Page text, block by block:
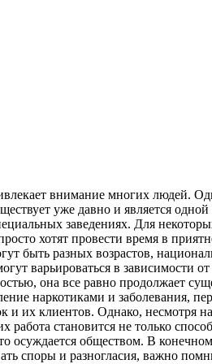
внимание многих людей.
уже давно и является
заведениях. Для
хотят провести время в
быть разных возрастов,
варьироваться в зависимости
она все равно продолжает
наркотиками и заболевания,
их клиентов. Однако, несмотря на
становится не только
обществом. В
споры и разногласия, важно